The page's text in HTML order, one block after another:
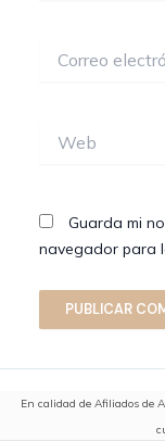
electrónico*
Guarda mi
navegador para
En calidad de Afiliados de